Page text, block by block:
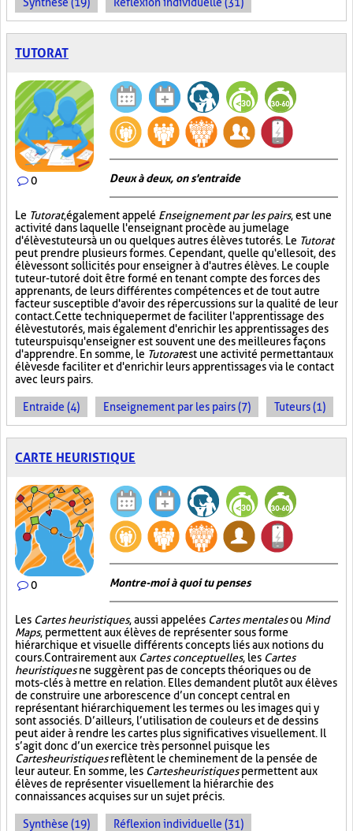
TUTORAT
0 Deux à deux, on s'entraide
Le Tutorat, également appelé Enseignement par les pairs, est une
activité dans laquelle l'enseignant procède au jumelage
d'élèves tuteurs à un ou quelques autres élèves tutorés. Le Tutorat
peut prendre plusieurs formes. Cependant, quelle qu'elle soit, des
élèves sont sollicités pour enseigner à d'autres élèves. Le couple
tuteur-tutoré doit être formé en tenant compte des forces des
apprenants, de leurs différentes compétences et de tout autre
facteur susceptible d'avoir des répercussions sur la qualité de leur
contact. Cette technique permet de faciliter l'apprentissage des
élèves tutorés, mais également d'enrichir les apprentissages des
tuteurs puisqu'enseigner est souvent une des meilleures façons
d'apprendre. En somme, le Tutoratest une activité permettant aux
élèves de faciliter et d'enrichir leurs apprentissages via le contact
avec leurs pairs.
Entraide (4) Enseignement par les pairs (7) Tuteurs (1)
CARTE HEURISTIQUE
0 Montre-moi à quoi tu penses
Les Cartes heuristiques, aussi appelées Cartes mentalesou Mind
Maps, permettent aux élèves de représenter sous forme
hiérarchique et visuelle différents concepts liés aux notions du
cours. Contrairement aux Cartes conceptuelles, les Cartes
heuristiquesne suggèrent pas de concepts théoriques ou de
mots-clés à mettre en relation. Elles demandent plutôt aux élèves
de construire une arborescence d’un concept central en
représentant hiérarchiquement les termes ou les images qui y
sont associés. D’ailleurs, l’utilisation de couleurs et de dessins
peut aider à rendre les cartes plus significatives visuellement. Il
s’agit donc d’un exercice très personnel puisque les
Cartes heuristiquesreflètent le cheminement de la pensée de
leur auteur. En somme, les Cartes heuristiquespermettent aux
élèves de représenter visuellement la hiérarchie des
connaissances acquises sur un sujet précis.
Synthèse (19) Réflexion individuelle (31)